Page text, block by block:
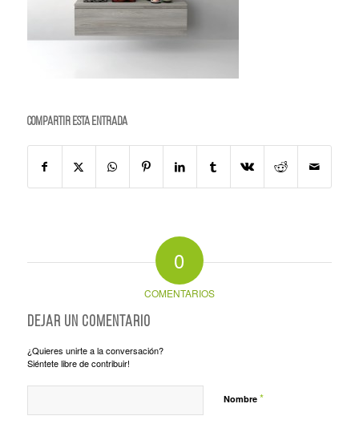
Compartir esta entrada
0
COMENTARIOS
Dejar un comentario
¿Quieres unirte a la conversación?
Siéntete libre de contribuir!
Nombre *